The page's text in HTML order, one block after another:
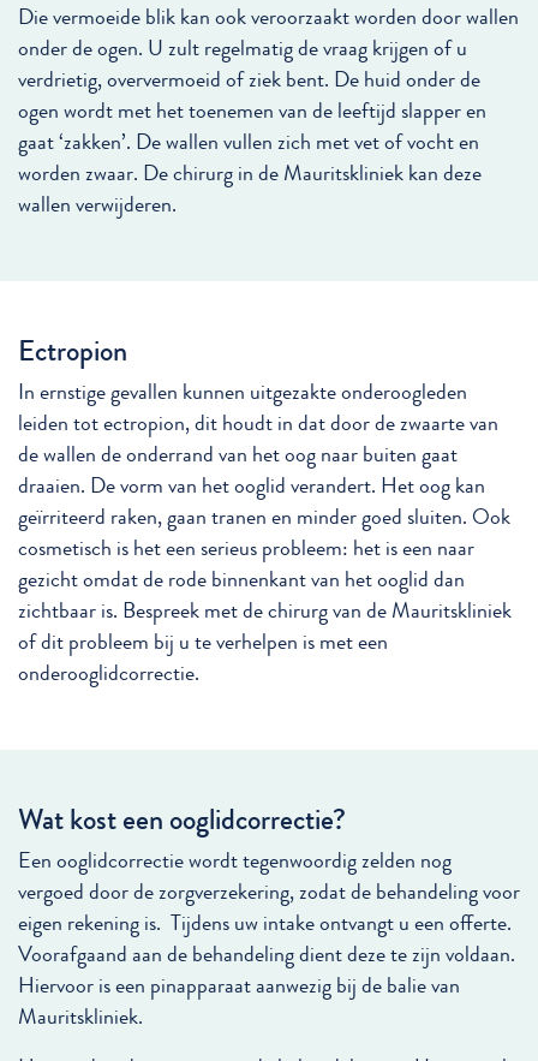
Die vermoeide blik kan ook veroorzaakt worden door wallen
onder de ogen. U zult regelmatig de vraag krijgen of u
verdrietig, oververmoeid of ziek bent. De huid onder de
ogen wordt met het toenemen van de leeftijd slapper en
gaat ‘zakken’. De wallen vullen zich met vet of vocht en
worden zwaar. De chirurg in de Mauritskliniek kan deze
wallen verwijderen.
Ectropion
In ernstige gevallen kunnen uitgezakte onderoogleden
leiden tot ectropion, dit houdt in dat door de zwaarte van
de wallen de onderrand van het oog naar buiten gaat
draaien. De vorm van het ooglid verandert. Het oog kan
geïrriteerd raken, gaan tranen en minder goed sluiten. Ook
cosmetisch is het een serieus probleem: het is een naar
gezicht omdat de rode binnenkant van het ooglid dan
zichtbaar is. Bespreek met de chirurg van de Mauritskliniek
of dit probleem bij u te verhelpen is met een
onderooglidcorrectie.
Wat kost een ooglidcorrectie?
Een ooglidcorrectie wordt tegenwoordig zelden nog
vergoed door de zorgverzekering, zodat de behandeling voor
eigen rekening is. Tijdens uw intake ontvangt u een offerte.
Voorafgaand aan de behandeling dient deze te zijn voldaan.
Hiervoor is een pinapparaat aanwezig bij de balie van
Mauritskliniek.